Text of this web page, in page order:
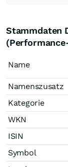
Stammdaten
Name
Namenszusatz
Kategorie
WKN
ISIN
Symbol